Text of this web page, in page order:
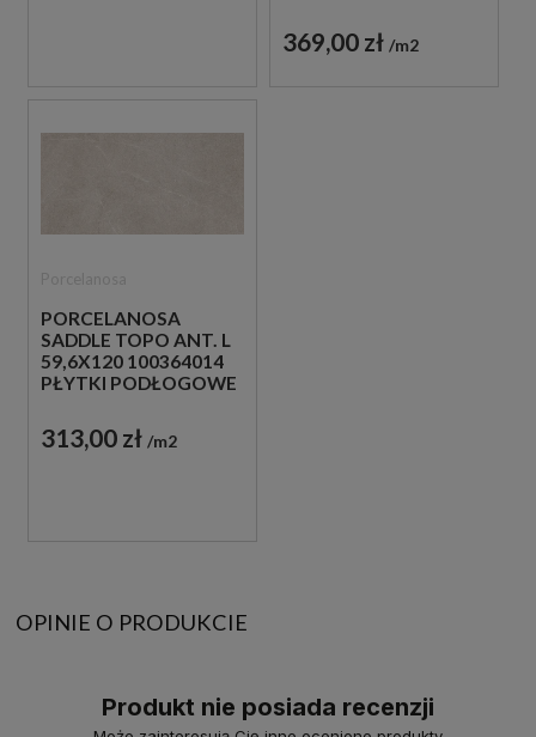
369,00 zł m2
PORCELANOSA
SADDLE TOPO ANT. L
59,6X120 100364014
PŁYTKI PODŁOGOWE
313,00 zł m2
OPINIE O PRODUKCIE
Produkt nie posiada recenzji